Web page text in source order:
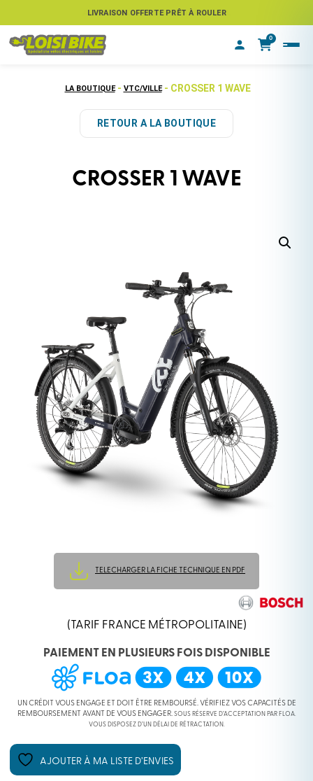
LIVRAISON OFFERTE PRÊT À ROULER
ASSUREZ VOTRE VÉLO CONTRE LE VOL
0
LA BOUTIQUE - VTC/VILLE - CROSSER 1 WAVE
RETOUR A LA BOUTIQUE
CROSSER 1 WAVE
TELECHARGER LA FICHE TECHNIQUE EN PDF
(TARIF FRANCE MÉTROPOLITAINE)
PAIEMENT EN PLUSIEURS FOIS DISPONIBLE
UN CRÉDIT VOUS ENGAGE ET DOIT ÊTRE REMBOURSÉ. VÉRIFIEZ VOS CAPACITÉS DE
REMBOURSEMENT AVANT DE VOUS ENGAGER. SOUS RÉSERVE D’ACCEPTATION PAR FLOA.
VOUS DISPOSEZ D’UN DÉLAI DE RÉTRACTATION.
AJOUTER À MA LISTE D’ENVIES